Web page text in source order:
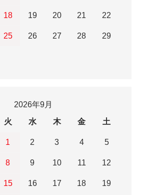
18 19 20 21 22
25 26 27 28 29
2026年9月
火 水 木 金 土
1 2 3 4 5
8 9 10 11 12
15 16 17 18 19